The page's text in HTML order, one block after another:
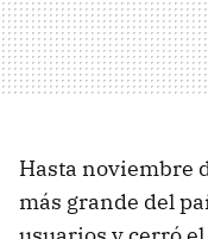
Hasta noviembre
más grande del